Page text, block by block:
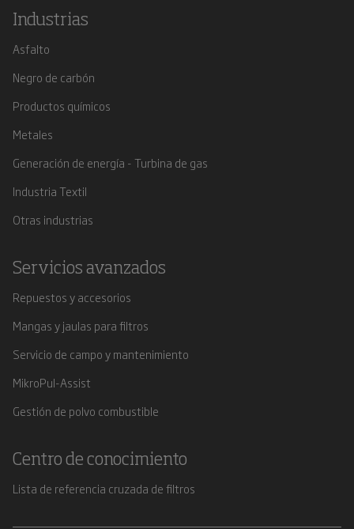
Industrias
Asfalto
Negro de carbón
Productos químicos
Metales
Generación de energía - Turbina de gas
Industria Textil
Otras industrias
Servicios avanzados
Repuestos y accesorios
Mangas y jaulas para filtros
Servicio de campo y mantenimiento
MikroPul-Assist
Gestión de polvo combustible
Centro de conocimiento
Lista de referencia cruzada de filtros